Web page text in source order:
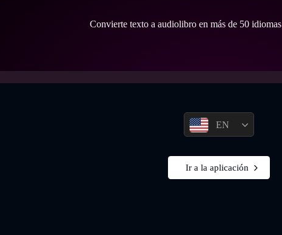
Convierte texto a audiolibro en más de 50 idiomas
EN
Ir a la aplicación